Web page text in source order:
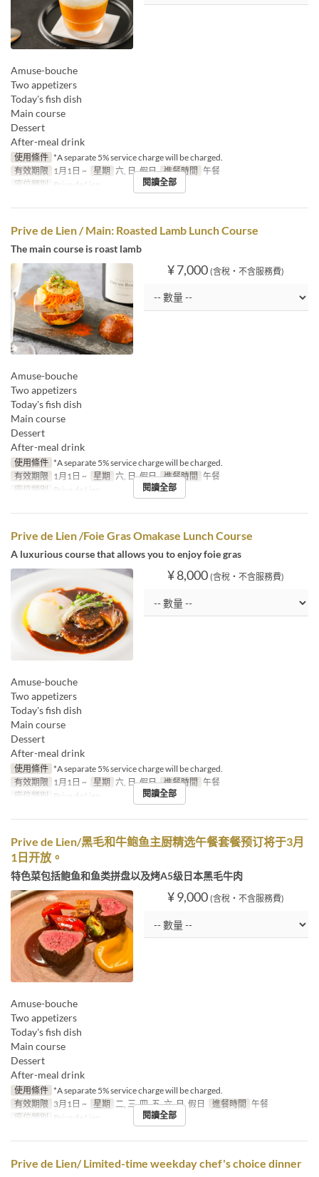
Amuse-bouche
Two appetizers
Today's fish dish
Main course
Dessert
After-meal drink
使用條件 *A separate 5% service charge will be charged.
有效期限 1月1日 ~ 星期 六, 日, 假日 進餐時間 午餐
座位類別 Prive de Lien 閱讀全部
Prive de Lien / Main: Roasted Lamb Lunch Course
The main course is roast lamb
¥ 7,000 (含稅・不含服務費)
Amuse-bouche
Two appetizers
Today's fish dish
Main course
Dessert
After-meal drink
使用條件 *A separate 5% service charge will be charged.
有效期限 1月1日 ~ 星期 六, 日, 假日 進餐時間 午餐
座位類別 Prive de Lien 閱讀全部
Prive de Lien /Foie Gras Omakase Lunch Course
A luxurious course that allows you to enjoy foie gras
¥ 8,000 (含稅・不含服務費)
Amuse-bouche
Two appetizers
Today's fish dish
Main course
Dessert
After-meal drink
使用條件 *A separate 5% service charge will be charged.
有效期限 1月1日 ~ 星期 六, 日, 假日 進餐時間 午餐
座位類別 Prive de Lien 閱讀全部
Prive de Lien/黑毛和牛鲍鱼主厨精选午餐套餐预订将于3月
1日开放。
特色菜包括鲍鱼和鱼类拼盘以及烤A5级日本黑毛牛肉
¥ 9,000 (含稅・不含服務費)
Amuse-bouche
Two appetizers
Today's fish dish
Main course
Dessert
After-meal drink
使用條件 *A separate 5% service charge will be charged.
有效期限 3月1日 ~ 星期 二, 三, 四, 五, 六, 日, 假日 進餐時間 午餐
座位類別 Prive de Lien 閱讀全部
Prive de Lien/ Limited-time weekday chef's choice dinner